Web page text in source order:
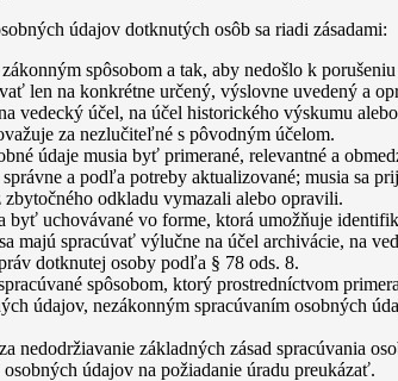
údajov dotknutých osôb sa riadi zásadami:
spôsobom a tak, aby nedošlo k
len na konkrétne určený, výslovne uvedený a
vedecký účel, na účel historického výskumu
za nezlučiteľné s pôvodným účelom.
údaje musia byť primerané, relevantné a
a podľa potreby aktualizované; musia sa
odkladu vymazali alebo opravili.
byť uchovávané vo forme, ktorá umožňuje
majú spracúvať výlučne na účel archivácie, na
dotknutej osoby podľa § 78 ods. 8.
spôsobom, ktorý prostredníctvom
údajov, nezákonným spracúvaním osobných
nedodržiavanie základných zásad spracúvania
údajov na požiadanie úradu preukázať.